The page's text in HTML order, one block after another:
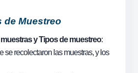
de Muestreo
y Tipos de muestreo:
se recolectaron las muestras, y los